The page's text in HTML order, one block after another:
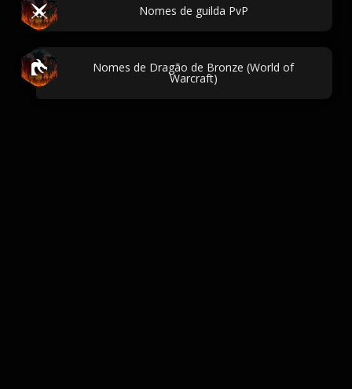
Nomes de guilda PvP
Nomes de Dragão de Bronze (World of
Warcraft)